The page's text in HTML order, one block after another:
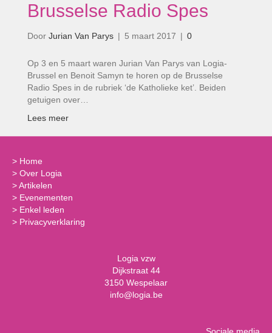
Brusselse Radio Spes
Door Jurian Van Parys | 5 maart 2017 | 0
Op 3 en 5 maart waren Jurian Van Parys van Logia-
Brussel en Benoit Samyn te horen op de Brusselse
Radio Spes in de rubriek ‘de Katholieke ket’. Beiden
getuigen over…
Lees meer
> Home
> Over Logia
>Artikelen
> Evenementen
> Enkel leden
> Privacyverklaring
Logia vzw
Dijkstraat 44
3150 Wespelaar
info@logia.be